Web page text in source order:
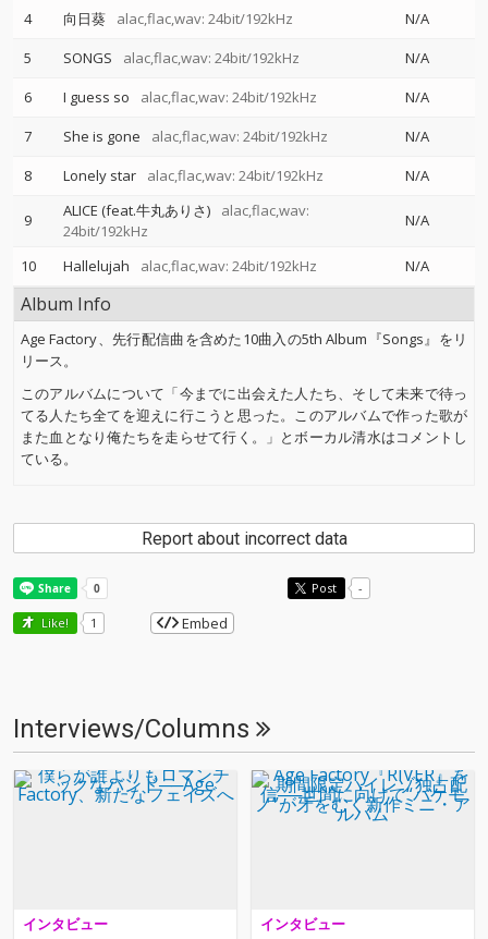
4 向日葵 alac,flac,wav: 24bit/192kHz
N/A
5
SONGS alac,flac,wav: 24bit/192kHz
N/A
6
I guess so alac,flac,wav: 24bit/192kHz
N/A
7
She is gone alac,flac,wav: 24bit/192kHz
N/A
8
Lonely star alac,flac,wav: 24bit/192kHz N/A
9 ALICE (feat.牛丸ありさ)
alac,flac,wav:
24bit/192kHz
N/A
10 Hallelujah alac,flac,wav: 24bit/192kHz N/A
Album Info
Age Factory、先行配信曲を含めた10曲入の5th Album『Songs』をリ
リース。
このアルバムについて「今までに出会えた人たち、そして未来で待っ
てる人たち全てを迎えに行こうと思った。このアルバムで作った歌が
また血となり俺たちを走らせて行く。」とボーカル清水はコメントし
ている。
Report about incorrect data
Post -
Like! 1 Embed
Interviews/Columns
インタビュー
インタビュー